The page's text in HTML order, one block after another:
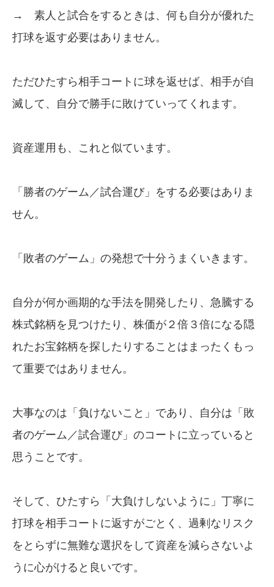
→ 素人と試合をするときは、何も自分が優れた
打球を返す必要はありません。
ただひたすら相手コートに球を返せば、相手が自
滅して、自分で勝手に敗けていってくれます。
資産運用も、これと似ています。
「勝者のゲーム／試合運び」をする必要はありま
せん。
「敗者のゲーム」の発想で十分うまくいきます。
自分が何か画期的な手法を開発したり、急騰する
株式銘柄を見つけたり、株価が２倍３倍になる隠
れたお宝銘柄を探したりすることはまったくもっ
て重要ではありません。
大事なのは「負けないこと」であり、自分は「敗
者のゲーム／試合運び」のコートに立っていると
思うことです。
そして、ひたすら「大負けしないように」丁寧に
打球を相手コートに返すがごとく、過剰なリスク
をとらずに無難な選択をして資産を減らさないよ
うに心がけると良いです。